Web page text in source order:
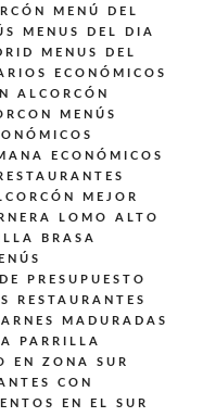
MENÚ DEL
MENUS DEL DIA
MENUS DEL
ECONÓMICOS
ALCORCÓN
MENÚS
ECONÓMICOS
MEJOR
LOMO ALTO
BRASA
PRESUPUESTO
RESTAURANTES
MADURADAS
PARRILLA
EN ZONA SUR
CON
EN EL SUR